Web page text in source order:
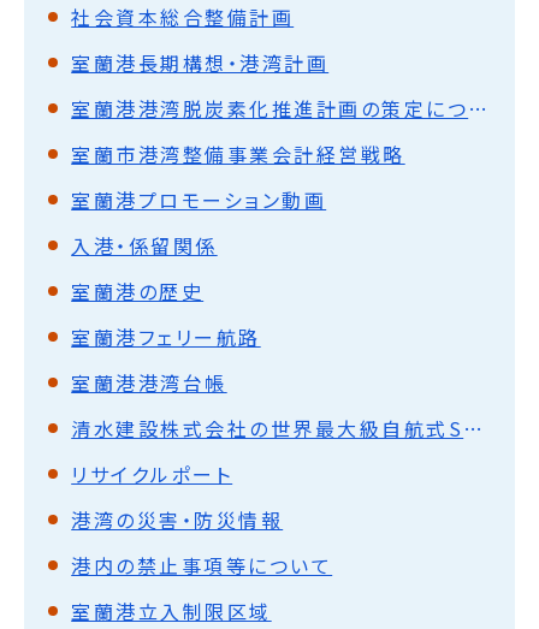
社会資本総合整備計画
室蘭港長期構想・港湾計画
室蘭港港湾脱炭素化推進計画の策定について
室蘭市港湾整備事業会計経営戦略
室蘭港プロモーション動画
入港・係留関係
室蘭港の歴史
室蘭港フェリー航路
室蘭港港湾台帳
清水建設株式会社の世界最大級自航式SEP船による室蘭港の母港利用に関する協定の締結について
リサイクルポート
港湾の災害・防災情報
港内の禁止事項等について
室蘭港立入制限区域